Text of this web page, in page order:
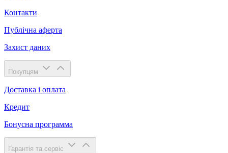
Контакти
Публічна аферта
Захист даних
Покупцям
Доставка і оплата
Кредит
Бонусна программа
Гарантія та сервіс